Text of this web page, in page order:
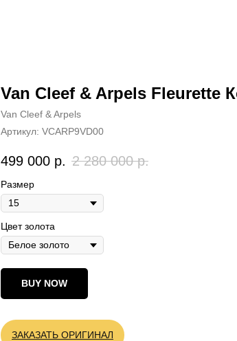
Van Cleef & Arpels Fleurette
Van Cleef & Arpels
Артикул: VCARP9VD00
499 000 р. 2 280 000 р.
Размер
Цвет золота
BUY NOW
ЗАКАЗАТЬ ОРИГИНАЛ